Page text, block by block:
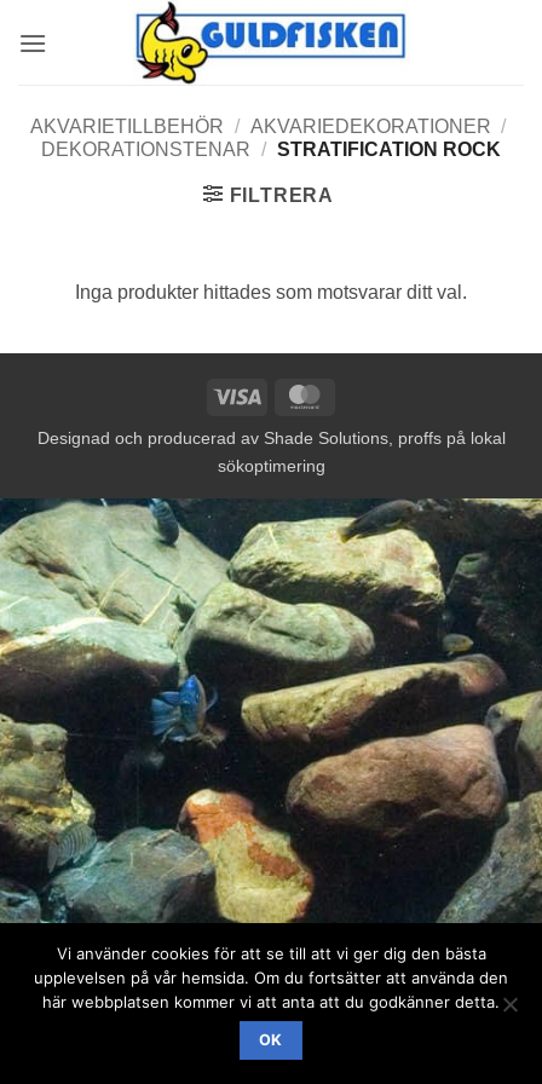
AKVARIETILLBEHÖR / AKVARIEDEKORATIONER /
DEKORATIONSTENAR / STRATIFICATION ROCK
FILTRERA
Inga produkter hittades som motsvarar ditt val.
Visa
Designad och producerad av Shade Solutions, proffs på lokal
sökoptimering
Vi använder cookies för att se till att vi ger dig den bästa
upplevelsen på vår hemsida. Om du fortsätter att använda den
här webbplatsen kommer vi att anta att du godkänner detta.
OK